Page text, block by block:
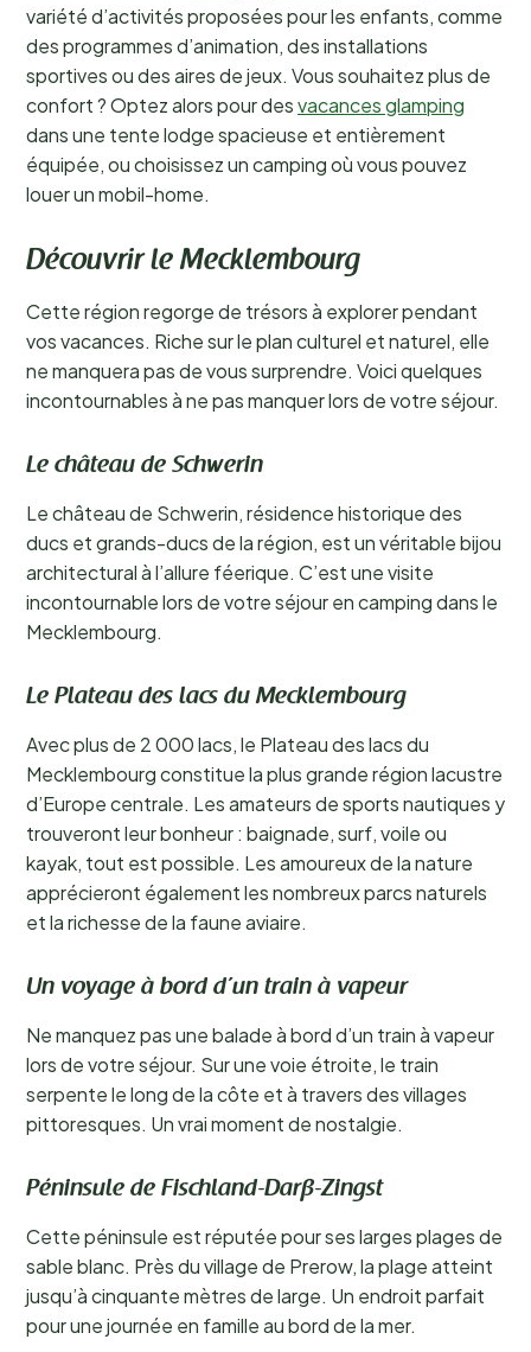
variété d’activités proposées pour les enfants, comme
des programmes d’animation, des installations
sportives ou des aires de jeux. Vous souhaitez plus de
confort ? Optez alors pour desvacances glamping
dans une tente lodge spacieuse et entièrement
équipée, ou choisissez un camping où vous pouvez
louer un mobil-home.
Découvrir le Mecklembourg
Cette région regorge de trésors à explorer pendant
vos vacances. Riche sur le plan culturel et naturel, elle
ne manquera pas de vous surprendre. Voici quelques
incontournables à ne pas manquer lors de votre séjour.
Le château de Schwerin
Le château de Schwerin, résidence historique des
ducs et grands-ducs de la région, est un véritable bijou
architectural à l’allure féerique. C’est une visite
incontournable lors de votre séjour en camping dans le
Mecklembourg.
Le Plateau des lacs du Mecklembourg
Avec plus de 2 000 lacs, le Plateau des lacs du
Mecklembourg constitue la plus grande région lacustre
d’Europe centrale. Les amateurs de sports nautiques y
trouveront leur bonheur : baignade, surf, voile ou
kayak, tout est possible. Les amoureux de la nature
apprécieront également les nombreux parcs naturels
et la richesse de la faune aviaire.
Un voyage à bord d’un train à vapeur
Ne manquez pas une balade à bord d’un train à vapeur
lors de votre séjour. Sur une voie étroite, le train
serpente le long de la côte et à travers des villages
pittoresques. Un vrai moment de nostalgie.
Péninsule de Fischland-Darß-Zingst
Cette péninsule est réputée pour ses larges plages de
sable blanc. Près du village de Prerow, la plage atteint
jusqu’à cinquante mètres de large. Un endroit parfait
pour une journée en famille au bord de la mer.